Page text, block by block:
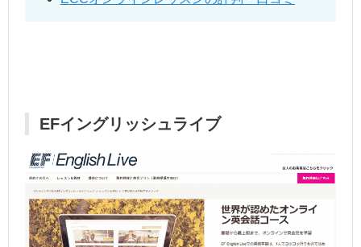
EFイングリッシュライブ